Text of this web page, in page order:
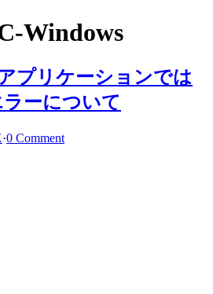
Windows
プリケーションでは
ーについて
·0 Comment